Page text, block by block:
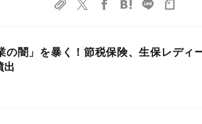
の闇」を暴く！節税保険、生保レディー